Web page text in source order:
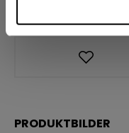
PRODUKTBILDER